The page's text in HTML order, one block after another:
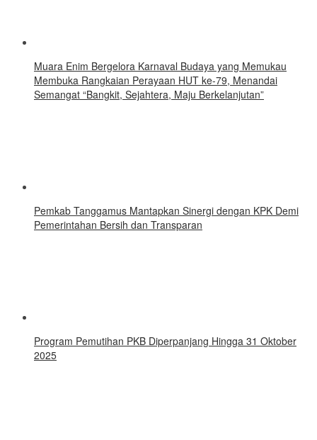
Muara Enim Bergelora Karnaval Budaya yang Memukau
Membuka Rangkaian Perayaan HUT ke-79, Menandai
Semangat “Bangkit, Sejahtera, Maju Berkelanjutan”
Pemkab Tanggamus Mantapkan Sinergi dengan KPK Demi
Pemerintahan Bersih dan Transparan
Program Pemutihan PKB Diperpanjang Hingga 31 Oktober
2025